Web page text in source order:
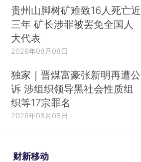
贵州山脚树矿难致16人死亡近
三年 矿长涉罪被罢免全国人
大代表
2026年08月08日
独家｜晋煤富豪张新明再遭公
诉 涉组织领导黑社会性质组
织等17宗罪名
2026年08月08日
财新移动